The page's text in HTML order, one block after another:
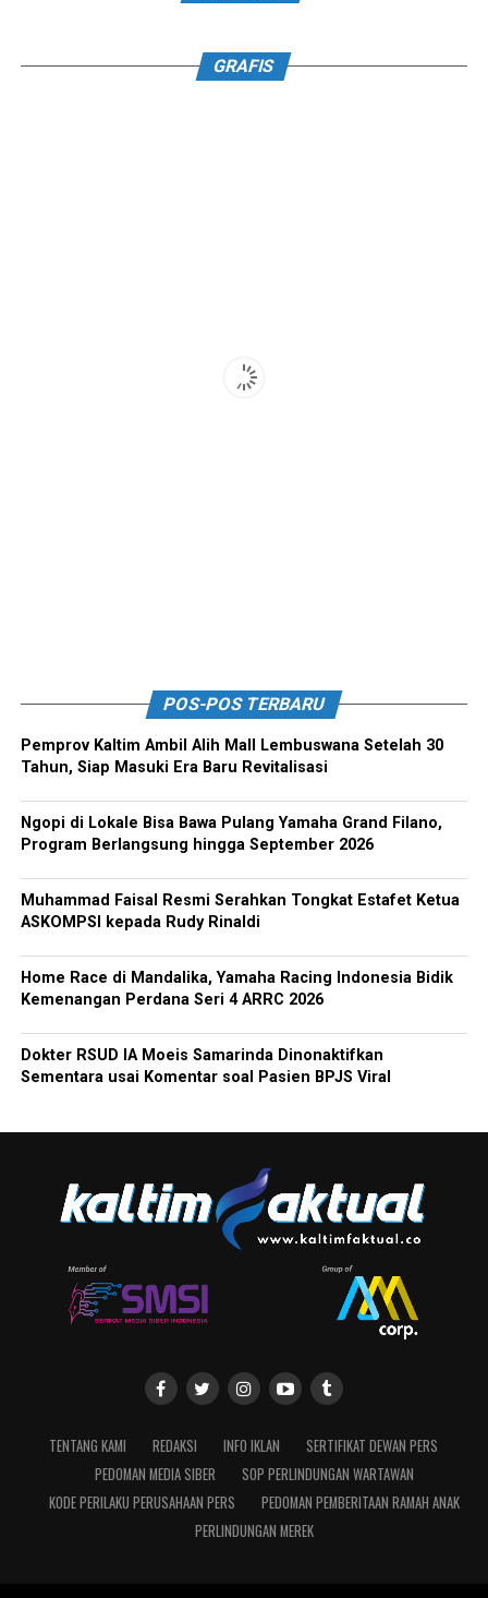
GRAFIS
POS-POS TERBARU
Pemprov Kaltim Ambil Alih Mall Lembuswana Setelah 30
Tahun, Siap Masuki Era Baru Revitalisasi
Ngopi di Lokale Bisa Bawa Pulang Yamaha Grand Filano,
Program Berlangsung hingga September 2026
Muhammad Faisal Resmi Serahkan Tongkat Estafet Ketua
ASKOMPSI kepada Rudy Rinaldi
Home Race di Mandalika, Yamaha Racing Indonesia Bidik
Kemenangan Perdana Seri 4 ARRC 2026
Dokter RSUD IA Moeis Samarinda Dinonaktifkan
Sementara usai Komentar soal Pasien BPJS Viral
TENTANG KAMI REDAKSI INFO IKLAN
SERTIFIKAT DEWAN PERS
PEDOMAN MEDIA SIBER
SOP PERLINDUNGAN WARTAWAN
KODE PERILAKU PERUSAHAAN PERS
PEDOMAN PEMBERITAAN RAMAH ANAK
PERLINDUNGAN MEREK